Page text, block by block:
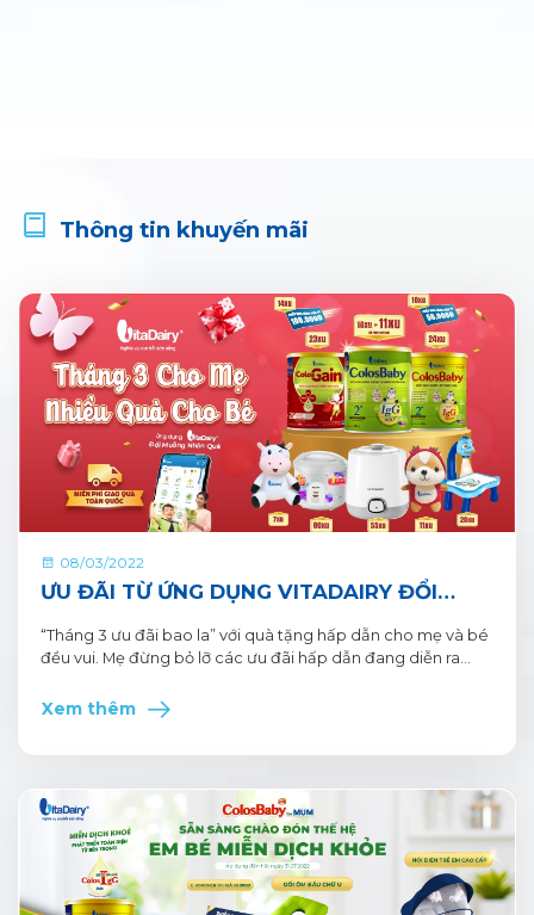
Thông tin khuyến mãi
08/03/2022
ƯU ĐÃI TỪ ỨNG DỤNG VITADAIRY ĐỔI
MUỖNG NHẬN QUÀ: THÁNG 3 CHO MẸ -
NHIỀU QUÀ CHO BÉ
“Tháng 3 ưu đãi bao la” với quà tặng hấp dẫn cho mẹ và bé
đều vui. Mẹ đừng bỏ lỡ các ưu đãi hấp dẫn đang diễn ra
dễ dàng hơn khi tham gia chương trình Tri ân vàng nhận
Xem thêm